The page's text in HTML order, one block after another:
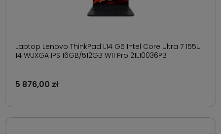
Laptop Lenovo ThinkPad L14 G5 Intel Core Ultra 7 155U
14 WUXGA IPS 16GB/512GB W11 Pro 21L10036PB
5 876,00 zł